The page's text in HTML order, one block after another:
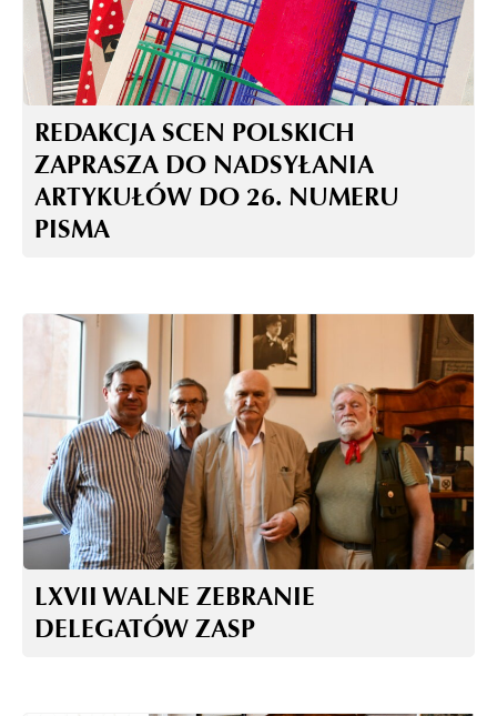
REDAKCJA SCEN POLSKICH
ZAPRASZA DO NADSYŁANIA
ARTYKUŁÓW DO 26. NUMERU
PISMA
LXVII WALNE ZEBRANIE
DELEGATÓW ZASP